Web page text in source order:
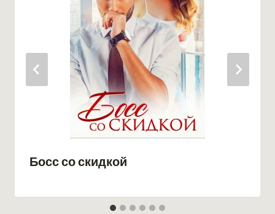
Босс со скидкой